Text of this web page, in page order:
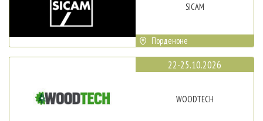
SICAM
Порденоне
22-25.10.2026
WOODTECH